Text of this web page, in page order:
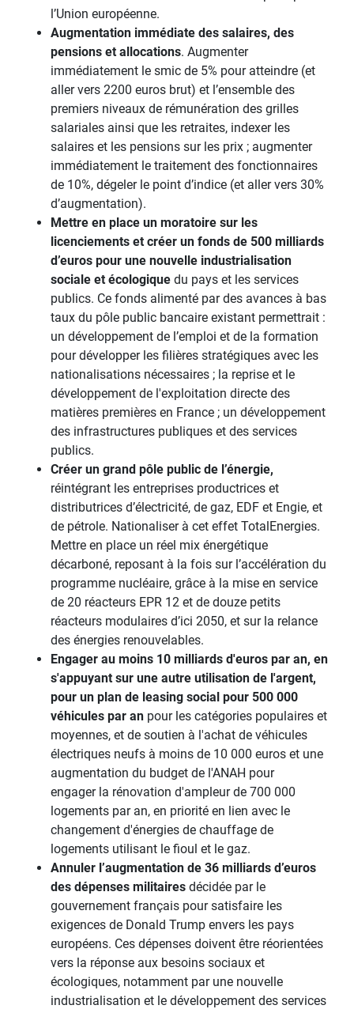
l’Union européenne.
Augmentation immédiate des salaires, des
pensions et allocations. Augmenter
immédiatement le smic de 5% pour atteindre (et
aller vers 2200 euros brut) et l’ensemble des
premiers niveaux de rémunération des grilles
salariales ainsi que les retraites, indexer les
salaires et les pensions sur les prix ; augmenter
immédiatement le traitement des fonctionnaires
de 10%, dégeler le point d’indice (et aller vers 30%
d’augmentation).
Mettre en place un moratoire sur les
licenciements et créer un fonds de 500 milliards
d’euros pour une nouvelle industrialisation
sociale et écologique du pays et les services
publics. Ce fonds alimenté par des avances à bas
taux du pôle public bancaire existant permettrait :
un développement de l’emploi et de la formation
pour développer les filières stratégiques avec les
nationalisations nécessaires ; la reprise et le
développement de l'exploitation directe des
matières premières en France ; un développement
des infrastructures publiques et des services
publics.
Créer un grand pôle public de l’énergie,
réintégrant les entreprises productrices et
distributrices d’électricité, de gaz, EDF et Engie, et
de pétrole. Nationaliser à cet effet TotalEnergies.
Mettre en place un réel mix énergétique
décarboné, reposant à la fois sur l’accélération du
programme nucléaire, grâce à la mise en service
de 20 réacteurs EPR 12 et de douze petits
réacteurs modulaires d’ici 2050, et sur la relance
des énergies renouvelables.
Engager au moins 10 milliards d'euros par an, en
s'appuyant sur une autre utilisation de l'argent,
pour un plan de leasing social pour 500 000
véhicules par an pour les catégories populaires et
moyennes, et de soutien à l'achat de véhicules
électriques neufs à moins de 10 000 euros et une
augmentation du budget de l'ANAH pour
engager la rénovation d'ampleur de 700 000
logements par an, en priorité en lien avec le
changement d'énergies de chauffage de
logements utilisant le fioul et le gaz.
Annuler l’augmentation de 36 milliards d’euros
des dépenses militaires décidée par le
gouvernement français pour satisfaire les
exigences de Donald Trump envers les pays
européens. Ces dépenses doivent être réorientées
vers la réponse aux besoins sociaux et
écologiques, notamment par une nouvelle
industrialisation et le développement des services